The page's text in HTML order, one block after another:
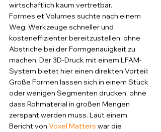
wirtschaftlich kaum vertretbar.
Formes et Volumes suchte nach einem
Weg, Werkzeuge schneller und
kosteneffizienter bereitzustellen, ohne
Abstriche bei der Formgenauigkeit zu
machen. Der 3D-Druck mit einem LFAM-
System bietet hier einen direkten Vorteil:
Große Formen lassen sich in einem Stück
oder wenigen Segmenten drucken, ohne
dass Rohmaterial in großen Mengen
zerspant werden muss. Laut einem
Bericht von Voxel Matters war die